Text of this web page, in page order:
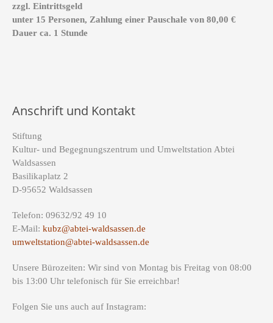
zzgl. Eintrittsgeld
unter 15 Personen, Zahlung einer Pauschale von 80,00 €
Dauer ca. 1 Stunde
Anschrift und Kontakt
Stiftung
Kultur- und Begegnungszentrum und Umweltstation Abtei
Waldsassen
Basilikaplatz 2
D-95652 Waldsassen
Telefon: 09632/92 49 10
E-Mail: kubz@abtei-waldsassen.de
umweltstation@abtei-waldsassen.de
Unsere Bürozeiten: Wir sind von Montag bis Freitag von 08:00
bis 13:00 Uhr telefonisch für Sie erreichbar!
Folgen Sie uns auch auf Instagram: